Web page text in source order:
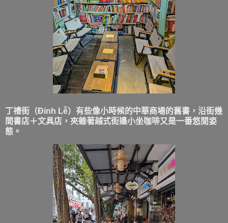
丁禮街（Đinh Lễ）有些像小時候的中華商場的舊書，沿街幾
間書店＋文具店，夾雜著越式街邊小坐咖啡又是一番悠閒姿
態。